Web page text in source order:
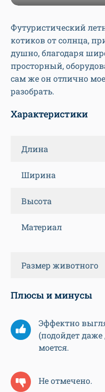
Футуристический
котиков от солнца,
душно, благодаря
просторный,
сам же он отлично
разобрать.
Характеристики
Длина
Ширина
Высота
Материал
Размер животного
Плюсы и минусы
Эффектно
(подойдет
моется.
Не отмечено.